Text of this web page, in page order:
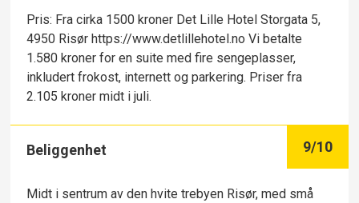
Pris: Fra cirka 1500 kroner Det Lille Hotel Storgata 5,
4950 Risør https://www.detlillehotel.no Vi betalte
1.580 kroner for en suite med fire sengeplasser,
inkludert frokost, internett og parkering. Priser fra
2.105 kroner midt i juli.
Beliggenhet 9/10
Midt i sentrum av den hvite trebyen Risør, med små